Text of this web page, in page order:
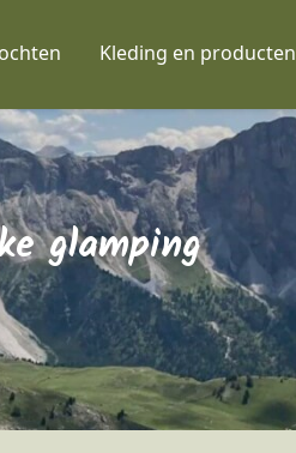
Kleding en producten
glamping